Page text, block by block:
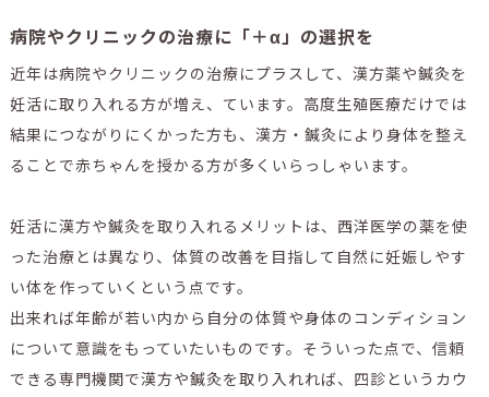
病院やクリニックの治療に「＋α」の選択を
近年は病院やクリニックの治療にプラスして、漢方薬や鍼灸を
妊活に取り入れる方が増え、ています。高度生殖医療だけでは
結果につながりにくかった方も、漢方・鍼灸により身体を整え
ることで赤ちゃんを授かる方が多くいらっしゃいます。
妊活に漢方や鍼灸を取り入れるメリットは、西洋医学の薬を使
った治療とは異なり、体質の改善を目指して自然に妊娠しやす
い体を作っていくという点です。
出来れば年齢が若い内から自分の体質や身体のコンディション
について意識をもっていたいものです。そういった点で、信頼
できる専門機関で漢方や鍼灸を取り入れれば、四診というカウ